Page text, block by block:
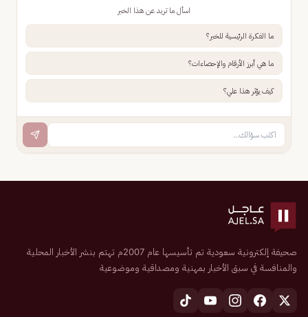
اسأل ما تريد عن هذا الخبر
ما الفكرة الرئيسية للخبر؟
ما هي أبرز الأرقام والإحصاءات؟
كيف يؤثر هذا علي؟
صحيفة إلكترونية سعودية تم تأسيسها عام 2007م تهتم بنشر الأخبار المحلية
والمنافسة في سبق الأخبار بمهنية ومصداقية وموضوعية